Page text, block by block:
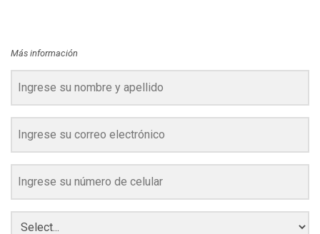
Más información